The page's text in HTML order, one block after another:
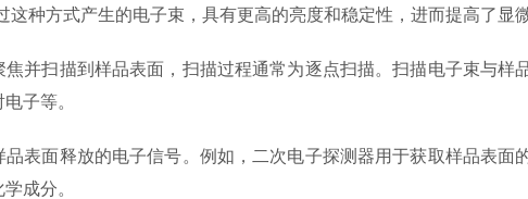
种方式产生的电子束，具有更高的亮度和稳定性，进而提高了显
扫描到样品表面，扫描过程通常为逐点扫描。扫描电子束与样
子等。
面释放的电子信号。例如，二次电子探测器用于获取样品表面
成分。